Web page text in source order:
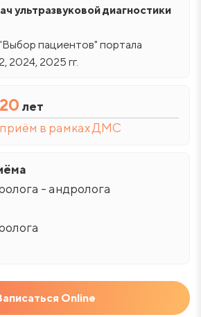
ультразвуковой диагностики
пациентов" портала
2024, 2025 гг.
20 лет
приём в рамках ДМС
- андролога
Online